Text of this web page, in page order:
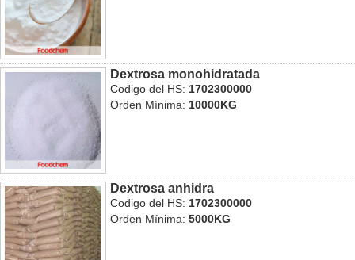
Dextrosa monohidratada
Codigo del HS: 1702300000
Orden Mínima: 10000KG
Dextrosa anhidra
Codigo del HS:1702300000
Orden Mínima:5000KG